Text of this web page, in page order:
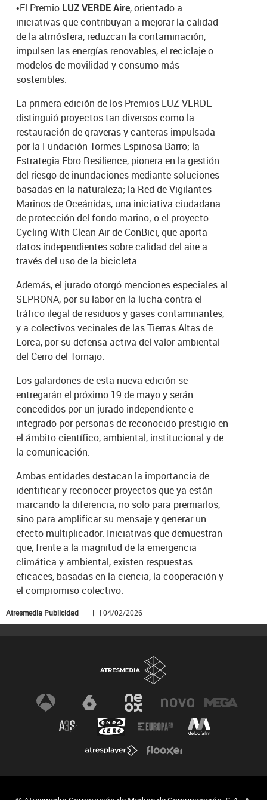
•El Premio LUZ VERDE Aire, orientado a
iniciativas que contribuyan a mejorar la calidad
de la atmósfera, reduzcan la contaminación,
impulsen las energías renovables, el reciclaje o
modelos de movilidad y consumo más
sostenibles.
La primera edición de los Premios LUZ VERDE
distinguió proyectos tan diversos como la
restauración de graveras y canteras impulsada
por la Fundación Tormes Espinosa Barro; la
Estrategia Ebro Resilience, pionera en la gestión
del riesgo de inundaciones mediante soluciones
basadas en la naturaleza; la Red de Vigilantes
Marinos de Oceánidas, una iniciativa ciudadana
de protección del fondo marino; o el proyecto
Cycling With Clean Air de ConBici, que aporta
datos independientes sobre calidad del aire a
través del uso de la bicicleta.
Además, el jurado otorgó menciones especiales al
SEPRONA, por su labor en la lucha contra el
tráfico ilegal de residuos y gases contaminantes,
y a colectivos vecinales de las Tierras Altas de
Lorca, por su defensa activa del valor ambiental
del Cerro del Tornajo.
Los galardones de esta nueva edición se
entregarán el próximo 19 de mayo y serán
concedidos por un jurado independiente e
integrado por personas de reconocido prestigio en
el ámbito científico, ambiental, institucional y de
la comunicación.
Ambas entidades destacan la importancia de
identificar y reconocer proyectos que ya están
marcando la diferencia, no solo para premiarlos,
sino para amplificar su mensaje y generar un
efecto multiplicador. Iniciativas que demuestran
que, frente a la magnitud de la emergencia
climática y ambiental, existen respuestas
eficaces, basadas en la ciencia, la cooperación y
el compromiso colectivo.
Atresmedia Publicidad | | 04/02/2026